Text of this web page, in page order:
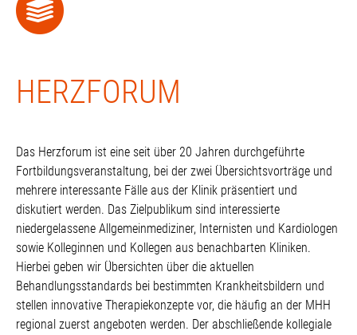
HERZFORUM
Das Herzforum ist eine seit über 20 Jahren durchgeführte
Fortbildungsveranstaltung, bei der zwei Übersichtsvorträge und
mehrere interessante Fälle aus der Klinik präsentiert und
diskutiert werden. Das Zielpublikum sind interessierte
niedergelassene Allgemeinmediziner, Internisten und Kardiologen
sowie Kolleginnen und Kollegen aus benachbarten Kliniken.
Hierbei geben wir Übersichten über die aktuellen
Behandlungsstandards bei bestimmten Krankheitsbildern und
stellen innovative Therapiekonzepte vor, die häufig an der MHH
regional zuerst angeboten werden. Der abschließende kollegiale